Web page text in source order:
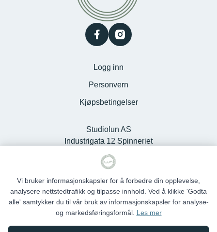
facebookinstagram
Logg inn
Personvern
Kjøpsbetingelser
Studiolun AS
Industrigata 12 Spinneriet
Kjøpesenter, 6100 Volda -
Org.nr. 925127868
Studio Lun © 2026
Vi bruker informasjonskapsler for å forbedre din opplevelse,
analysere nettstedtrafikk og tilpasse innhold. Ved å klikke 'Godta
alle' samtykker du til vår bruk av informasjonskapsler for analyse-
og markedsføringsformål. Les mer